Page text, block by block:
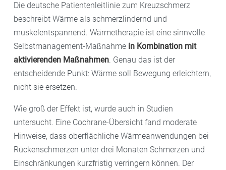
Die deutsche Patientenleitlinie zum Kreuzschmerz
beschreibt Wärme als schmerzlindernd und
muskelentspannend. Wärmetherapie ist eine sinnvolle
Selbstmanagement-Maßnahme in Kombination mit
aktivierenden Maßnahmen. Genau das ist der
entscheidende Punkt: Wärme soll Bewegung erleichtern,
nicht sie ersetzen.
Wie groß der Effekt ist, wurde auch in Studien
untersucht. Eine Cochrane-Übersicht fand moderate
Hinweise, dass oberflächliche Wärmeanwendungen bei
Rückenschmerzen unter drei Monaten Schmerzen und
Einschränkungen kurzfristig verringern können. Der